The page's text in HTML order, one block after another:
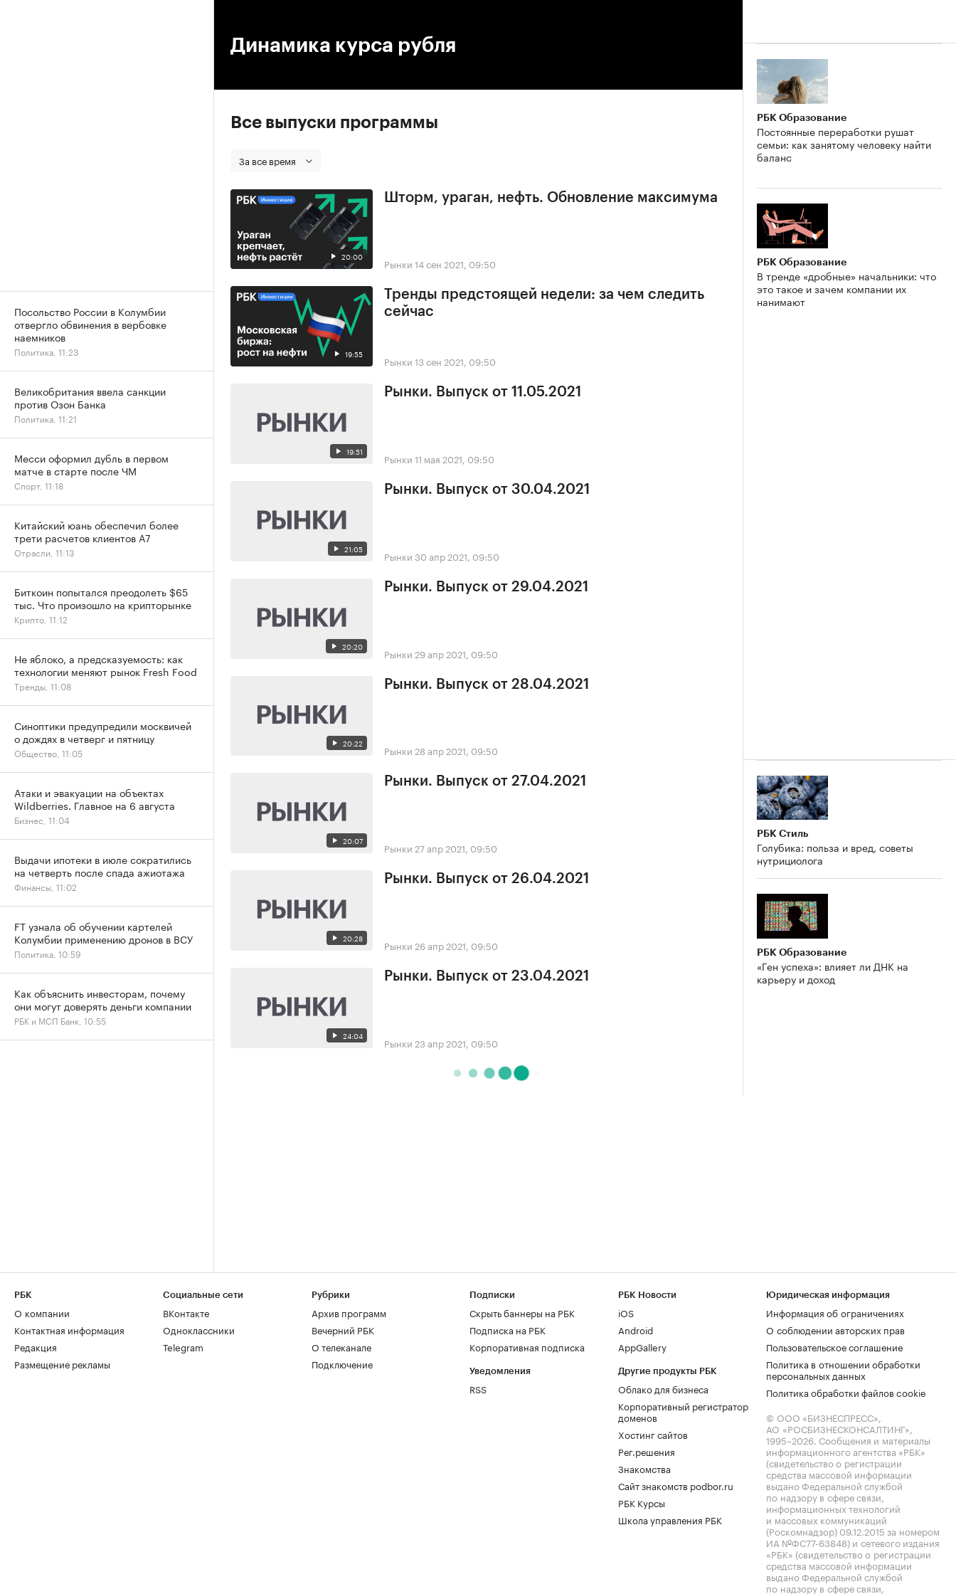
Динамика курса рубля
Все выпуски программы
За все время
20:00
Шторм, ураган, нефть. Обновление максимума
Рынки 14 сен 2021, 09:50
19:55
Тренды предстоящей недели: за чем следить
сейчас
Рынки 13 сен 2021, 09:50
19:51
Рынки. Выпуск от 11.05.2021
Рынки 11 мая 2021, 09:50
21:05
Рынки. Выпуск от 30.04.2021
Рынки 30 апр 2021, 09:50
20:20
Рынки. Выпуск от 29.04.2021
Рынки 29 апр 2021, 09:50
20:22
Рынки. Выпуск от 28.04.2021
Рынки 28 апр 2021, 09:50
20:07
Рынки. Выпуск от 27.04.2021
Рынки 27 апр 2021, 09:50
20:28
Рынки. Выпуск от 26.04.2021
Рынки 26 апр 2021, 09:50
24:04
Рынки. Выпуск от 23.04.2021
Рынки 23 апр 2021, 09:50
РБК Образование
Постоянные переработки рушат
семьи: как занятому человеку найти
баланс
РБК Образование
В тренде «дробные» начальники: что
это такое и зачем компании их
нанимают
РБК Стиль
Голубика: польза и вред, советы
нутрициолога
РБК Образование
«Ген успеха»: влияет ли ДНК на
карьеру и доход
Посольство России в Колумбии
отвергло обвинения в вербовке
наемников
Политика, 11:23
Великобритания ввела санкции
против Озон Банка
Политика, 11:21
Месси оформил дубль в первом
матче в старте после ЧМ
Спорт, 11:18
Китайский юань обеспечил более
трети расчетов клиентов А7
Отрасли, 11:13
Биткоин попытался преодолеть $65
тыс. Что произошло на крипторынке
Крипто, 11:12
Не яблоко, а предсказуемость: как
технологии меняют рынок Fresh Food
Тренды, 11:08
Синоптики предупредили москвичей
о дождях в четверг и пятницу
Общество, 11:05
Атаки и эвакуации на объектах
Wildberries. Главное на 6 августа
Бизнес, 11:04
Выдачи ипотеки в июле сократились
на четверть после спада ажиотажа
Финансы, 11:02
FT узнала об обучении картелей
Колумбии применению дронов в ВСУ
Политика, 10:59
Как объяснить инвесторам, почему
они могут доверять деньги компании
РБК и МСП Банк, 10:55
РБК
О компании
Контактная информация
Редакция
Размещение рекламы
Социальные сети
ВКонтакте
Одноклассники
Telegram
Рубрики
Архив программ
Вечерний РБК
О телеканале
Подключение
Подписки
Скрыть баннеры на РБК
Подписка на РБК
Корпоративная подписка
Уведомления
RSS
РБК Новости
iOS
Android
AppGallery
Другие продукты РБК
Облако для бизнеса
Корпоративный регистратор
доменов
Хостинг сайтов
Рег.решения
Знакомства
Сайт знакомств podbor.ru
РБК Курсы
Школа управления РБК
Юридическая информация
Информация об ограничениях
О соблюдении авторских прав
Пользовательское соглашение
Политика в отношении обработки
персональных данных
Политика обработки файлов cookie
© ООО «БИЗНЕСПРЕСС»,
АО «РОСБИЗНЕСКОНСАЛТИНГ»,
1995–2026. Сообщения и материалы
информационного агентства «РБК»
(свидетельство о регистрации
средства массовой информации
выдано Федеральной службой
по надзору в сфере связи,
информационных технологий
и массовых коммуникаций
(Роскомнадзор) 09.12.2015 за номером
ИА №ФС77-63848) и сетевого издания
«РБК» (свидетельство о регистрации
средства массовой информации
выдано Федеральной службой
по надзору в сфере связи,